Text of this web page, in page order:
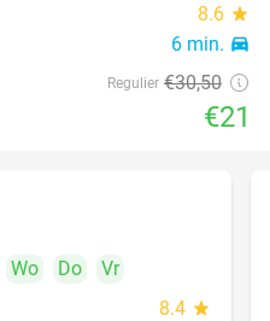
8.6 star
6 min. directions_car
Regulier €30,50
€21
Wo Do
Vr
8.4 star